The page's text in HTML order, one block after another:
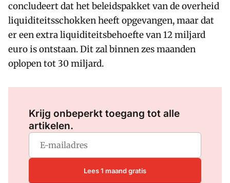
concludeert dat het beleidspakket van de overheid
liquiditeitsschokken heeft opgevangen, maar dat
er een extra liquiditeitsbehoefte van 12 miljard
euro is ontstaan. Dit zal binnen zes maanden
oplopen tot 30 miljard.
Krijg onbeperkt toegang tot alle
artikelen.
Lees 1 maand gratis